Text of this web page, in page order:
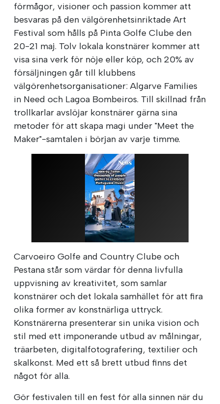
förmågor, visioner och passion kommer att
besvaras på den välgörenhetsinriktade Art
Festival som hålls på Pinta Golfe Clube den
20-21 maj. Tolv lokala konstnärer kommer att
visa sina verk för nöje eller köp, och 20% av
försäljningen går till klubbens
välgörenhetsorganisationer: Algarve Families
in Need och Lagoa Bombeiros. Till skillnad från
trollkarlar avslöjar konstnärer gärna sina
metoder för att skapa magi under "Meet the
Maker"-samtalen i början av varje timme.
Carvoeiro Golfe and Country Clube och
Pestana står som värdar för denna livfulla
uppvisning av kreativitet, som samlar
konstnärer och det lokala samhället för att fira
olika former av konstnärliga uttryck.
Konstnärerna presenterar sin unika vision och
stil med ett imponerande utbud av målningar,
träarbeten, digitalfotografering, textilier och
skalkonst. Med ett så brett utbud finns det
något för alla.
Gör festivalen till en fest för alla sinnen när du